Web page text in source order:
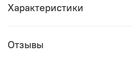
Характеристики
Отзывы